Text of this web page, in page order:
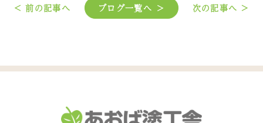
< 前の記事へ ブログ一覧へ ＞ 次の記事へ >